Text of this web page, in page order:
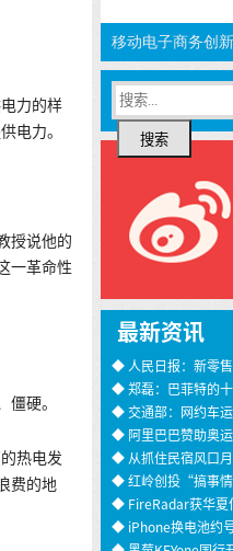
力的样
电力。
授说他的
一革命性
硬。
热电发
费的地
搜索
最新资讯
◆ 人民日报：新零
◆ 郑磊：巴菲特的
训
◆ 交通部：网约车
月
◆ 阿里巴巴赞助奥
过界
◆ 从抓住民宿风口
◆ 红岭创投“搞事
◆ FireRadar获华夏
诈安全服务
◆ iPhone换电池约